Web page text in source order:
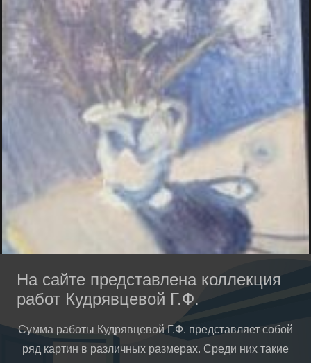
На сайте представлена коллекция
работ Кудрявцевой Г.Ф.
Сумма работы Кудрявцевой Г.Ф. представляет собой
ряд картин в различных размерах. Среди них такие